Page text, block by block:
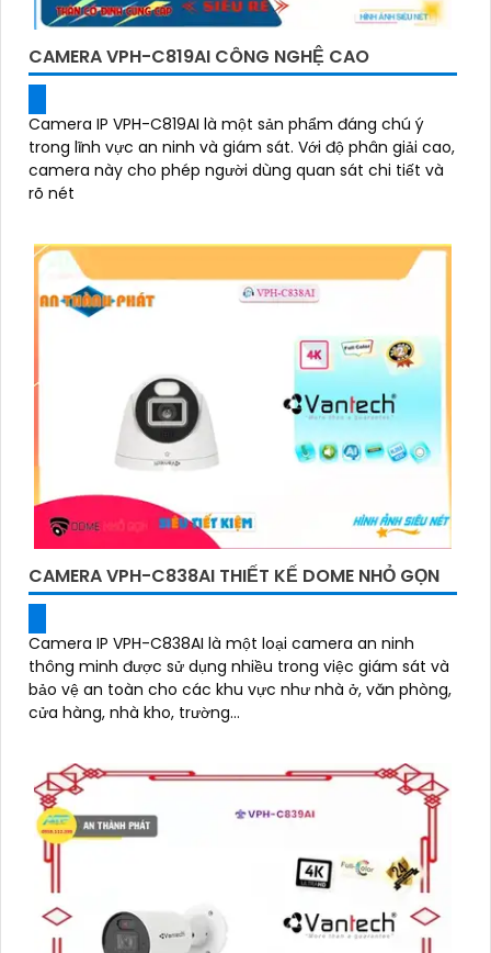
CAMERA VPH-C819AI CÔNG NGHỆ CAO
Camera IP VPH-C819AI là một sản phẩm đáng chú ý
trong lĩnh vực an ninh và giám sát. Với độ phân giải cao,
camera này cho phép người dùng quan sát chi tiết và
rõ nét
CAMERA VPH-C838AI THIẾT KẾ DOME NHỎ GỌN
Camera IP VPH-C838AI là một loại camera an ninh
thông minh được sử dụng nhiều trong việc giám sát và
bảo vệ an toàn cho các khu vực như nhà ở, văn phòng,
cửa hàng, nhà kho, trường...